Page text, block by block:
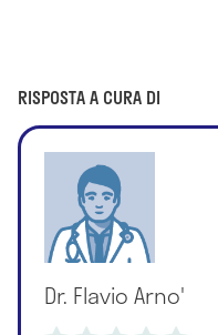
RISPOSTA A CURA DI
Dr. Flavio Arno'